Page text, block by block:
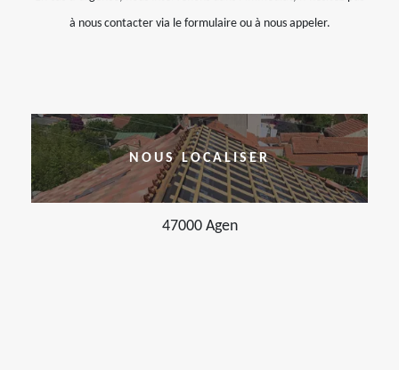
à nous contacter via le formulaire ou à nous appeler.
NOUS LOCALISER
47000 Agen